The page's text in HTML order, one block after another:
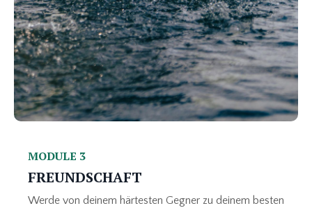
MODULE 3
FREUNDSCHAFT
Werde von deinem härtesten Gegner zu deinem besten